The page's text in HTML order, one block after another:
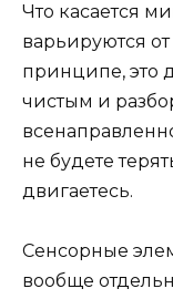
Что касается
варьируются
принципе, это
чистым и
не будете
двигаетесь.
Сенсорные
вообще